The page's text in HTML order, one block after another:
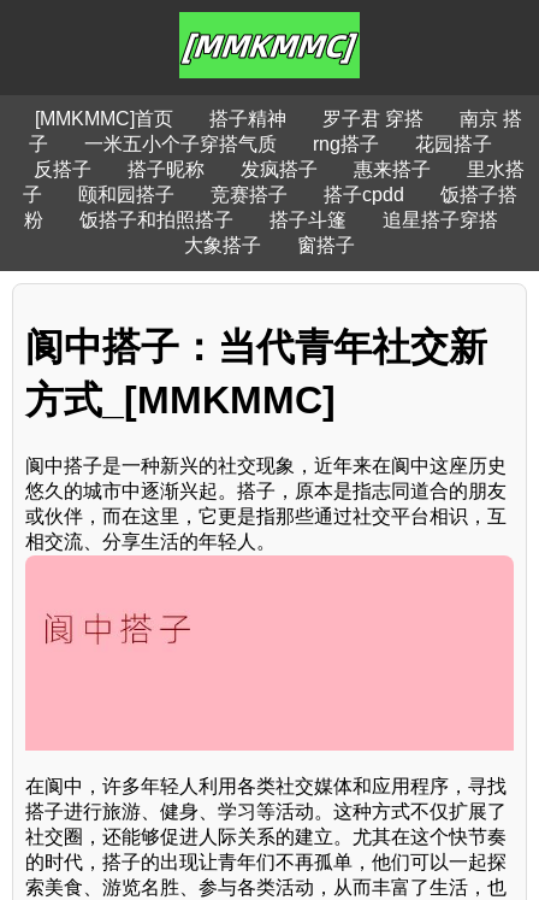
[MMKMMC]首页 搭子精神 罗子君 穿搭
南京 搭
子
一米五小个子穿搭气质 rng搭子
花园搭子
反搭子
搭子昵称 发疯搭子 惠来搭子
里水搭
子
颐和园搭子 竞赛搭子 搭子cpdd
饭搭子搭
粉
饭搭子和拍照搭子 搭子斗篷
追星搭子穿搭
大象搭子
窗搭子
阆中搭子：当代青年社交新
方式_[MMKMMC]
阆中搭子是一种新兴的社交现象，近年来在阆中这座历史
悠久的城市中逐渐兴起。搭子，原本是指志同道合的朋友
或伙伴，而在这里，它更是指那些通过社交平台相识，互
相交流、分享生活的年轻人。
在阆中，许多年轻人利用各类社交媒体和应用程序，寻找
搭子进行旅游、健身、学习等活动。这种方式不仅扩展了
社交圈，还能够促进人际关系的建立。尤其在这个快节奏
的时代，搭子的出现让青年们不再孤单，他们可以一起探
索美食、游览名胜、参与各类活动，从而丰富了生活，也